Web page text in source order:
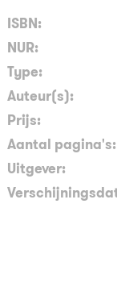
ISBN:
NUR:
Type:
Auteur(s):
Prijs:
Aantal pagina's:
Uitgever: